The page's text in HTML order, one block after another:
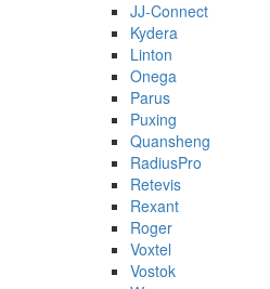
JJ-Connect
Kydera
Linton
Onega
Parus
Puxing
Quansheng
RadiusPro
Retevis
Rexant
Roger
Voxtel
Vostok